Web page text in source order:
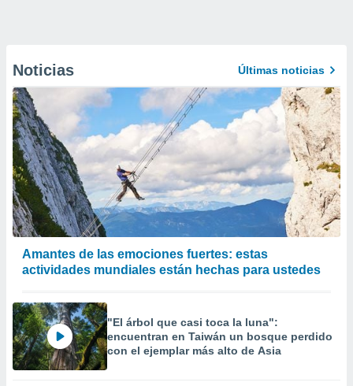
Noticias Últimas noticias
Amantes de las emociones fuertes: estas
actividades mundiales están hechas para ustedes
"El árbol que casi toca la luna":
encuentran en Taiwán un bosque perdido
con el ejemplar más alto de Asia